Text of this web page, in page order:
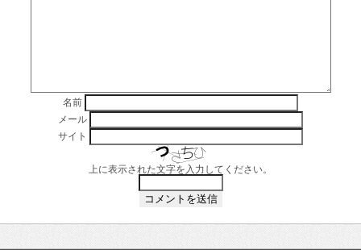
名前
メール
サイト
上に表示された文字を入力してください。